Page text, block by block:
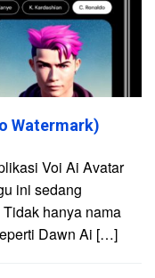
Watermark)
Voi Ai Avatar
ini sedang
hanya nama
Dawn Ai […]